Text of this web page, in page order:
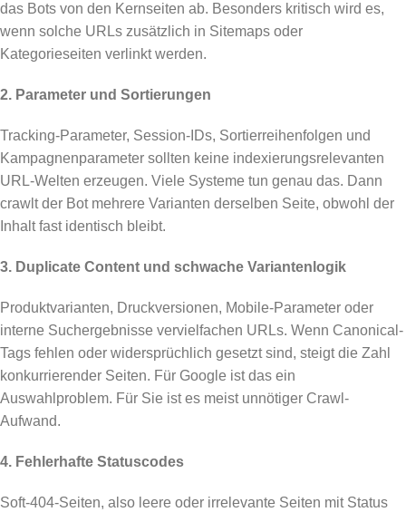
das Bots von den Kernseiten ab. Besonders kritisch wird es,
wenn solche URLs zusätzlich in Sitemaps oder
Kategorieseiten verlinkt werden.
2. Parameter und Sortierungen
Tracking-Parameter, Session-IDs, Sortierreihenfolgen und
Kampagnenparameter sollten keine indexierungsrelevanten
URL-Welten erzeugen. Viele Systeme tun genau das. Dann
crawlt der Bot mehrere Varianten derselben Seite, obwohl der
Inhalt fast identisch bleibt.
3. Duplicate Content und schwache Variantenlogik
Produktvarianten, Druckversionen, Mobile-Parameter oder
interne Suchergebnisse vervielfachen URLs. Wenn Canonical-
Tags fehlen oder widersprüchlich gesetzt sind, steigt die Zahl
konkurrierender Seiten. Für Google ist das ein
Auswahlproblem. Für Sie ist es meist unnötiger Crawl-
Aufwand.
4. Fehlerhafte Statuscodes
Soft-404-Seiten, also leere oder irrelevante Seiten mit Status